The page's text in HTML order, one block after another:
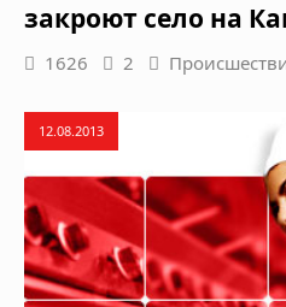
закроют село на
1626 2
12.08.2013